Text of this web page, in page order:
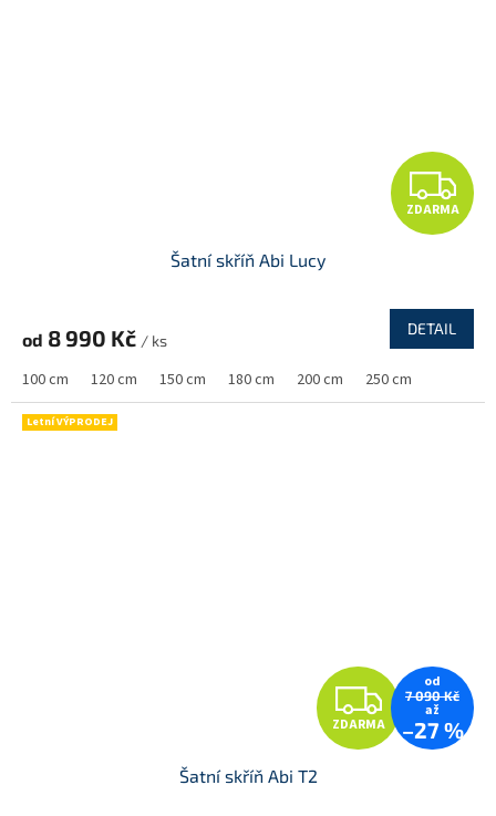
Z
D
R
A
ZDARMA
Šatní skříň Abi Lucy
od 8 990 Kč / ks
DETAIL
100 cm 120 cm 150 cm 180 cm 200 cm 250 cm
Letní VÝPRODEJ
Z
D
ZDARMA
od
7 090 Kč
až
–27 %
Šatní skříň Abi T2